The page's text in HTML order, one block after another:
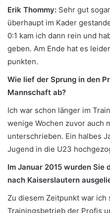
Erik Thommy: Sehr gut
überhaupt im Kader
0:1 kam ich dann rein und
geben. Am Ende hat es
punkten.
Wie lief der Sprung in den
Mannschaft ab?
Ich war schon länger im
wenige Wochen zuvor auch
unterschrieben. Ein halbes
Jugend in die U23
Im Januar 2015 wurden Sie
nach Kaiserslautern
Zu diesem Zeitpunkt war ich
Trainingsbetrieb der Profis